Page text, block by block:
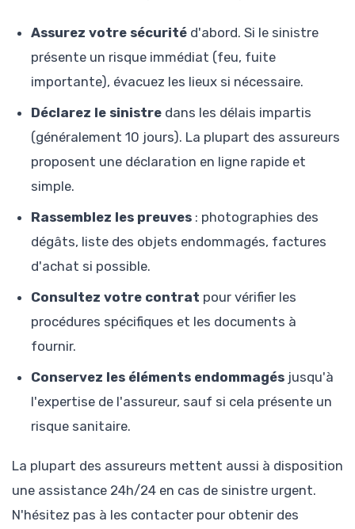
Assurez votre sécurité d'abord. Si le sinistre
présente un risque immédiat (feu, fuite
importante), évacuez les lieux si nécessaire.
Déclarez le sinistre dans les délais impartis
(généralement 10 jours). La plupart des assureurs
proposent une déclaration en ligne rapide et
simple.
Rassemblez les preuves : photographies des
dégâts, liste des objets endommagés, factures
d'achat si possible.
Consultez votre contrat pour vérifier les
procédures spécifiques et les documents à
fournir.
Conservez les éléments endommagés jusqu'à
l'expertise de l'assureur, sauf si cela présente un
risque sanitaire.
La plupart des assureurs mettent aussi à disposition
une assistance 24h/24 en cas de sinistre urgent.
N'hésitez pas à les contacter pour obtenir des